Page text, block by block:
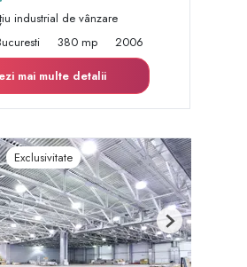
industrial de vânzare
380 mp
2006
mai multe detalii
Exclusivitate
Next